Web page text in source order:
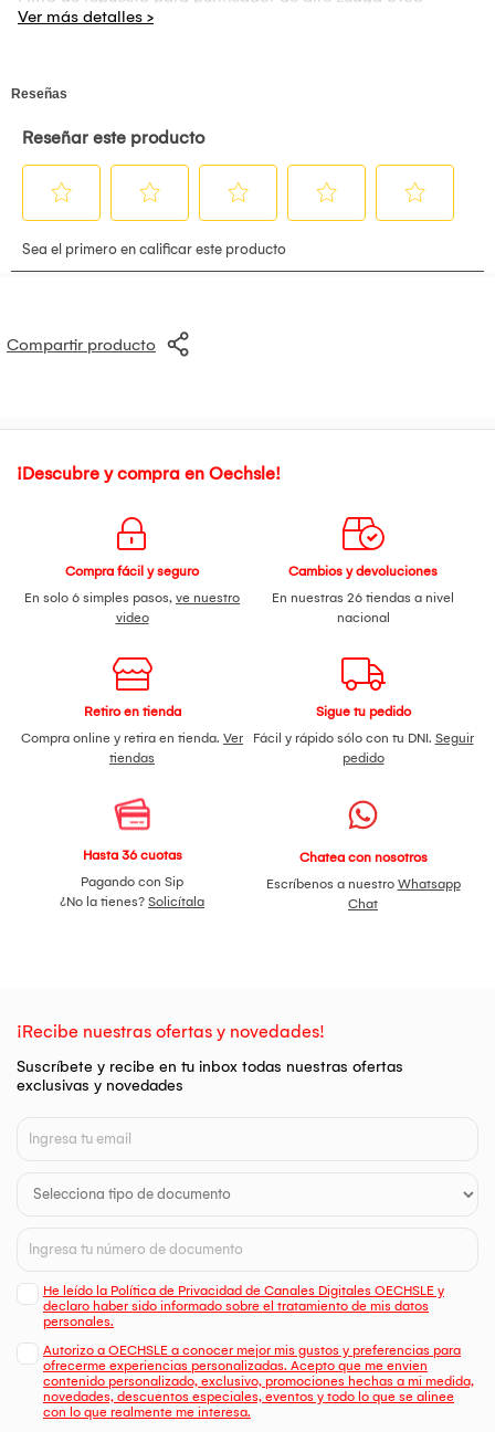
Compartir producto
¡Descubre y compra en Oechsle!
Compra fácil y seguro
En solo 6 simples pasos, ve nuestro
video
Cambios y devoluciones
En nuestras 26 tiendas a nivel
nacional
Retiro en tienda
Compra online y retira en tienda. Ver
tiendas
Sigue tu pedido
Fácil y rápido sólo con tu DNI. Seguir
pedido
Hasta 36 cuotas
Pagando con Sip
¿No la tienes? Solicítala
Chatea con nosotros
Escríbenos a nuestro Whatsapp
Chat
¡Recibe nuestras ofertas y novedades!
Suscríbete y recibe en tu inbox todas nuestras ofertas
exclusivas y novedades
He leído la Política de Privacidad de Canales Digitales OECHSLE y
declaro haber sido informado sobre el tratamiento de mis datos
personales.
Autorizo a OECHSLE a conocer mejor mis gustos y preferencias para
ofrecerme experiencias personalizadas. Acepto que me envien
contenido personalizado, exclusivo, promociones hechas a mi medida,
novedades, descuentos especiales, eventos y todo lo que se alinee
con lo que realmente me interesa.